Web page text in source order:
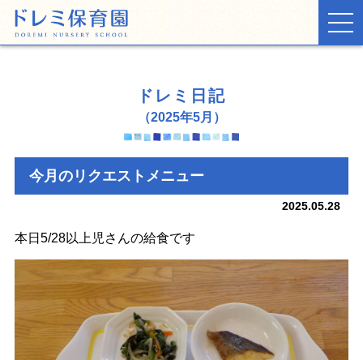
お知らせ
入園案内
ドレミ日記
（2025年5月）
今月のリクエストメニュー
2025.05.28
本日5/28以上児さんの給食です